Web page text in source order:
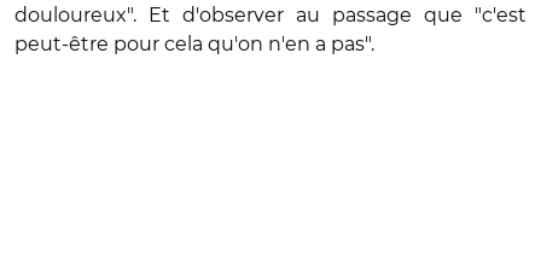
douloureux". Et d'observer au passage que "c'est
peut-être pour cela qu'on n'en a pas".